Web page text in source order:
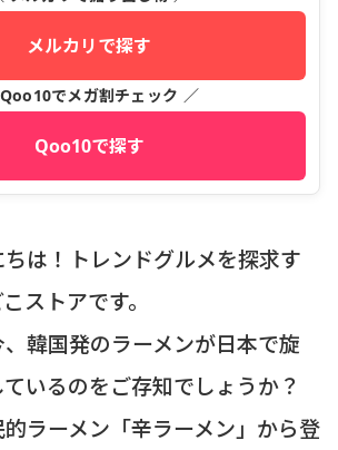
メルカリで探す
でメガ割チェック ／
Qoo10で探す
は！トレンドグルメを探求す
ストアです。
韓国発のラーメンが日本で旋
いるのをご存知でしょうか？
ラーメン「辛ラーメン」から登